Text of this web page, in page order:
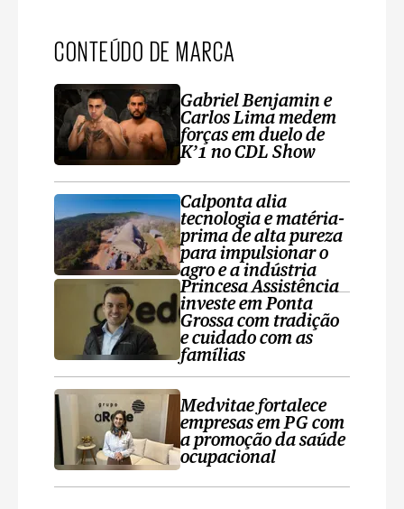
CONTEÚDO DE MARCA
Gabriel Benjamin e
Carlos Lima medem
forças em duelo de
K’1 no CDL Show
Calponta alia
tecnologia e matéria-
prima de alta pureza
para impulsionar o
agro e a indústria
Princesa Assistência
investe em Ponta
Grossa com tradição
e cuidado com as
famílias
Medvitae fortalece
empresas em PG com
a promoção da saúde
ocupacional